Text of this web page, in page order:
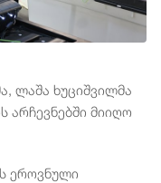
ლაშა ხუციშვილმა
მიიღო
ეროვნული